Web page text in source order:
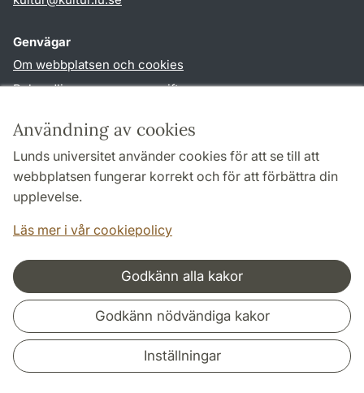
Användning av cookies
Lunds universitet använder cookies för att se till att
webbplatsen fungerar korrekt och för att förbättra din
upplevelse.
Läs mer i vår cookiepolicy
Godkänn alla kakor
Godkänn nödvändiga kakor
Inställningar
Genvägar
Om webbplatsen och cookies
Behandling av personuppgifter
TYPO3-login
Följ oss i sociala medier
Samarbeten och nätverk